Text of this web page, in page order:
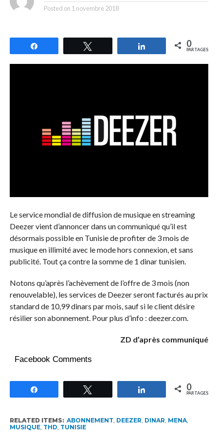
Posted on 1 novembre 2018
Partagez 0
PARTAGES
Le service mondial de diffusion de musique en streaming
Deezer vient d’annoncer dans un communiqué qu’il est
désormais possible en Tunisie de profiter de 3 mois de
musique en illimité avec le mode hors connexion, et sans
publicité. Tout ça contre la somme de 1 dinar tunisien.
Notons qu’après l’achèvement de l’offre de 3 mois (non
renouvelable), les services de Deezer seront facturés au prix
standard de 10,99 dinars par mois, sauf si le client désire
résilier son abonnement. Pour plus d’info : deezer.com.
ZD d’après communiqué
Facebook Comments
Partagez 0
PARTAGES
RELATED ITEMS: ABONNEMENT, DEEZER, DINAR, MENA,
MUSIQUE, THD, TUNISIE